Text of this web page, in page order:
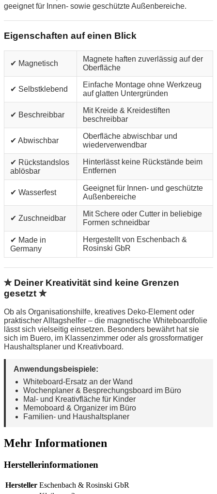
geeignet für Innen- sowie geschützte Außenbereiche.
Eigenschaften auf einen Blick
✔ Magnetisch
Magnete haften zuverlässig auf der
Oberfläche
✔ Selbstklebend
Einfache Montage ohne Werkzeug
auf glatten Untergründen
✔ Beschreibbar
Mit Kreide & Kreidestiften
beschreibbar
✔ Abwischbar
Oberfläche abwischbar und
wiederverwendbar
✔ Rückstandslos
ablösbar
Hinterlässt keine Rückstände beim
Entfernen
✔ Wasserfest
Geeignet für Innen- und geschützte
Außenbereiche
✔ Zuschneidbar
Mit Schere oder Cutter in beliebige
Formen schneidbar
✔ Made in
Germany
Hergestellt von Eschenbach &
Rosinski GbR
✮ Deiner Kreativität sind keine Grenzen
gesetzt ✮
Ob als Organisationshilfe, kreatives Deko-Element oder
praktischer Alltagshelfer – die magnetische Whiteboardfolie
lässt sich vielseitig einsetzen. Besonders bewährt hat sie
sich im Buero, im Klassenzimmer oder als grossformatiger
Haushaltsplaner und Kreativboard.
Anwendungsbeispiele:
Whiteboard-Ersatz an der Wand
Wochenplaner & Besprechungsboard im Büro
Mal- und Kreativfläche für Kinder
Memoboard & Organizer im Büro
Familien- und Haushaltsplaner
Mehr Informationen
Herstellerinformationen
Hersteller Eschenbach & Rosinski GbR